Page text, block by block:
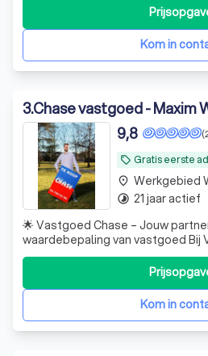
begeleiden wij gepersonaliseerd
koop- of verkoopproces.
garanderen wij een permanente
Kom in
3.Chase vastgoed - Maxim
local_offer Gratis eerste
9,8
🌟 Vastgoed Chase – Jouw
waardebepaling van vastgoed Bij Vastgoed Chase draait
alles om één ding: het behalen
verkoopresultaten voor jouw
je nu overweegt te verkopen of
naar de actuele waarde van je
Kom in
place Werkgebied
timelapse 21 jaar actief